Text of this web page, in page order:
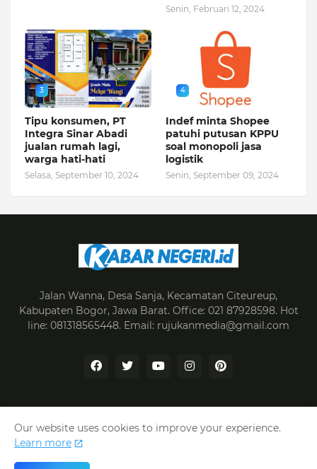
Senin, Februari 12, 2024
3
Tipu konsumen, PT
Integra Sinar Abadi
jualan rumah lagi,
warga hati-hati
Selasa, September 10, 2024
4
Indef minta Shopee
patuhi putusan KPPU
soal monopoli jasa
logistik
Senin, September 09, 2024
Jalan Wanna, Desa Sanja, Kecamatan Citeureup,
Kabupaten Bogor, Jawa Barat. Office: 021 87928598. Hot
line: 081318565448. Email: rujukanmedia@gmail.com
Home Redaksi
Pedoman Media Siber
Our website uses cookies to improve your experience.
Learn more